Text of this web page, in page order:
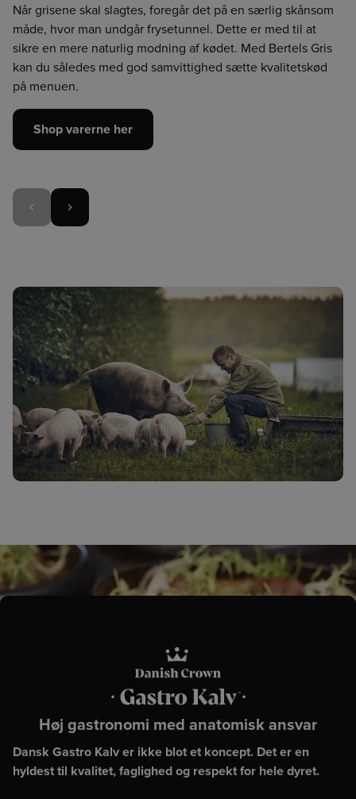
Når grisene skal slagtes, foregår det på en særlig skånsom
måde, hvor man undgår frysetunnel. Dette er med til at
sikre en mere naturlig modning af kødet. Med Bertels Gris
kan du således med god samvittighed sætte kvalitetskød
på menuen.
Shop varerne her
ForrigeNæste
Høj gastronomi med anatomisk ansvar
Dansk Gastro Kalv er ikke blot et koncept. Det er en
hyldest til kvalitet, faglighed og respekt for hele dyret.